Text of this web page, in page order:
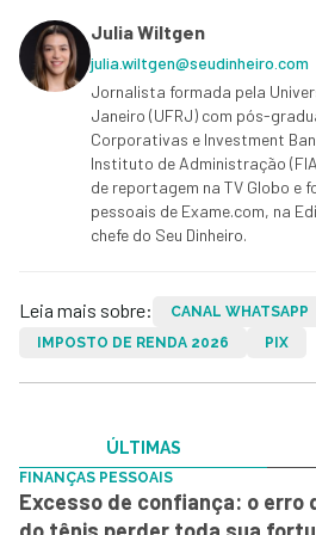
Julia Wiltgen
julia.wiltgen@seudinheiro.com
Jornalista formada pela
Janeiro (UFRJ) com pós-
Corporativas e Investment
Instituto de Administração
de reportagem na TV Globo e
pessoais de Exame.com, na
chefe do Seu Dinheiro.
Leia mais sobre: CANAL WHATSAPP
IMPOSTO DE RENDA 2026
PIX
ÚLTIMAS
FINANÇAS PESSOAIS
Excesso de confiança: o erro